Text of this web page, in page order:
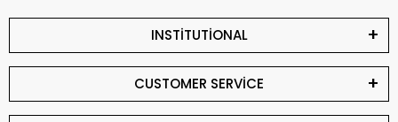
INSTİTUTİONAL
CUSTOMER SERVİCE